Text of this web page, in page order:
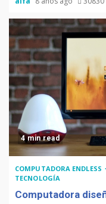
4 min read
COMPUTADORA ENDLESS
TECNOLOGÍA
Computadora